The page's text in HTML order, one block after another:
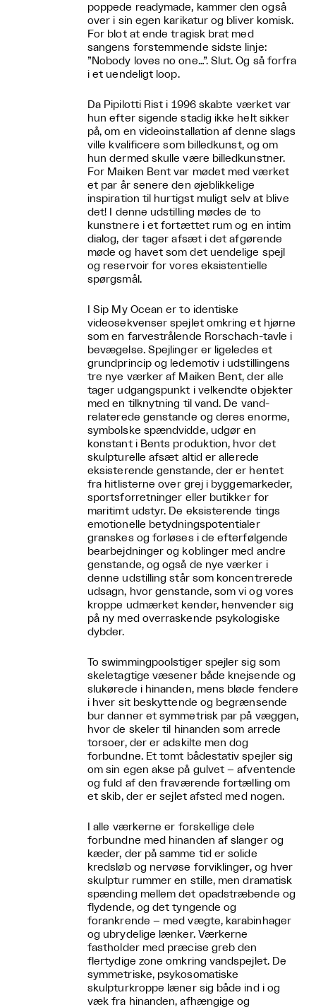
poppede readymade, kammer den også
over i sin egen karikatur og bliver komisk.
For blot at ende tragisk brat med
sangens forstemmende sidste linje:
”Nobody loves no one…”. Slut. Og så forfra
i et uendeligt loop.
Da Pipilotti Rist i 1996 skabte værket var
hun efter sigende stadig ikke helt sikker
på, om en videoinstallation af denne slags
ville kvalificere som billedkunst, og om
hun dermed skulle være billedkunstner.
For Maiken Bent var mødet med værket
et par år senere den øjeblikkelige
inspiration til hurtigst muligt selv at blive
det! I denne udstilling mødes de to
kunstnere i et fortættet rum og en intim
dialog, der tager afsæt i det afgørende
møde og havet som det uendelige spejl
og reservoir for vores eksistentielle
spørgsmål.
I Sip My Ocean er to identiske
videosekvenser spejlet omkring et hjørne
som en farvestrålende Rorschach-tavle i
bevægelse. Spejlinger er ligeledes et
grundprincip og ledemotiv i udstillingens
tre nye værker af Maiken Bent, der alle
tager udgangspunkt i velkendte objekter
med en tilknytning til vand. De vand-
relaterede genstande og deres enorme,
symbolske spændvidde, udgør en
konstant i Bents produktion, hvor det
skulpturelle afsæt altid er allerede
eksisterende genstande, der er hentet
fra hitlisterne over grej i byggemarkeder,
sportsforretninger eller butikker for
maritimt udstyr. De eksisterende tings
emotionelle betydningspotentialer
granskes og forløses i de efterfølgende
bearbejdninger og koblinger med andre
genstande, og også de nye værker i
denne udstilling står som koncentrerede
udsagn, hvor genstande, som vi og vores
kroppe udmærket kender, henvender sig
på ny med overraskende psykologiske
dybder.
To swimmingpoolstiger spejler sig som
skeletagtige væsener både knejsende og
slukørede i hinanden, mens bløde fendere
i hver sit beskyttende og begrænsende
bur danner et symmetrisk par på væggen,
hvor de skeler til hinanden som arrede
torsoer, der er adskilte men dog
forbundne. Et tomt bådestativ spejler sig
om sin egen akse på gulvet – afventende
og fuld af den fraværende fortælling om
et skib, der er sejlet afsted med nogen.
I alle værkerne er forskellige dele
forbundne med hinanden af slanger og
kæder, der på samme tid er solide
kredsløb og nervøse forviklinger, og hver
skulptur rummer en stille, men dramatisk
spænding mellem det opadstræbende og
flydende, og det tyngende og
forankrende – med vægte, karabinhager
og ubrydelige lænker. Værkerne
fastholder med præcise greb den
flertydige zone omkring vandspejlet. De
symmetriske, psykosomatiske
skulpturkroppe læner sig både ind i og
væk fra hinanden, afhængige og